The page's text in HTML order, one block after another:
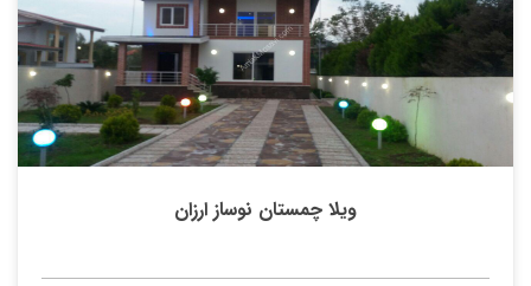
ویلا چمستان نوساز ارزان